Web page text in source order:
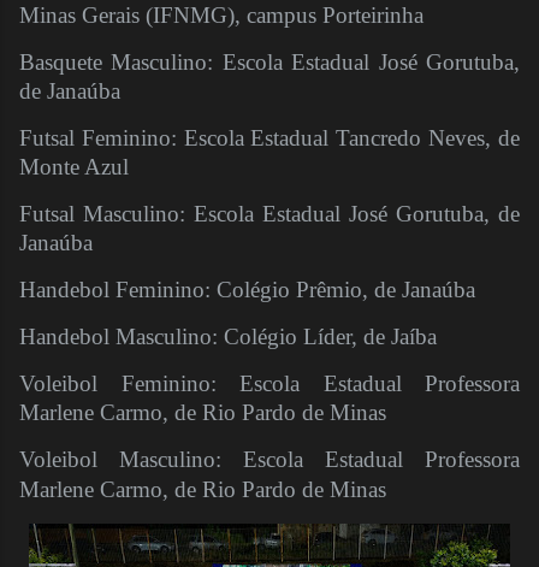
Minas Gerais (IFNMG), campus Porteirinha
Basquete Masculino: Escola Estadual José Gorutuba,
de Janaúba
Futsal Feminino: Escola Estadual Tancredo Neves, de
Monte Azul
Futsal Masculino: Escola Estadual José Gorutuba, de
Janaúba
Handebol Feminino: Colégio Prêmio, de Janaúba
Handebol Masculino: Colégio Líder, de Jaíba
Voleibol Feminino: Escola Estadual Professora
Marlene Carmo, de Rio Pardo de Minas
Voleibol Masculino: Escola Estadual Professora
Marlene Carmo, de Rio Pardo de Minas